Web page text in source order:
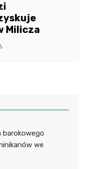
Milicza
barokowego
we